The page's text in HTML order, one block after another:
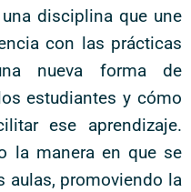
disciplina que une
con las prácticas
nueva forma de
estudiantes y cómo
ese aprendizaje.
la manera en que se
aulas, promoviendo la